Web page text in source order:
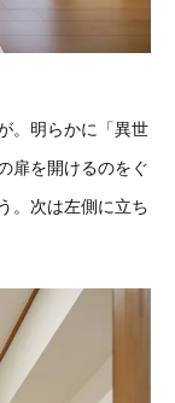
。明らかに「異世
扉を開けるのをぐ
。次は左側に立ち